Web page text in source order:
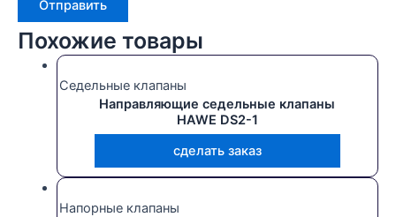
Похожие товары
Седельные клапаны
Направляющие седельные клапаны
HAWE DS2-1
сделать заказ
Напорные клапаны